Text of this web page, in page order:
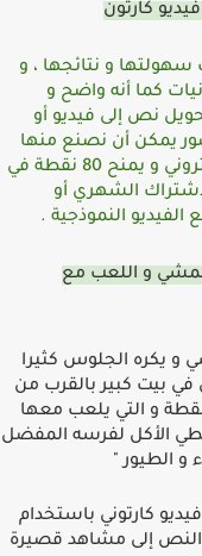
كارتون
و نتائجها ، و
كما أنه واضح و
نص إلى فيديو أو
يمكن أن نصنع منها
و يمنح 80 نقطة في
الشهري أو
النموذجية .
و اللعب مع
يكره الجلوس كثيرا
في بيت كبير بالقرب من
و التي يلعب معها
اﻷكل لفرسه المفضل
و الطيور "
كارتوني باستخدام
إلى مشاهد قصيرة